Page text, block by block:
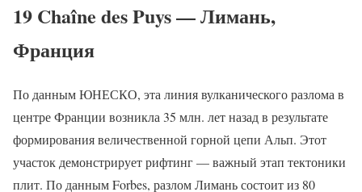
19 Chaîne des Puys — Лимань,
Франция
По данным ЮНЕСКО, эта линия вулканического разлома в
центре Франции возникла 35 млн. лет назад в результате
формирования величественной горной цепи Альп. Этот
участок демонстрирует рифтинг — важный этап тектоники
плит. По данным Forbes, разлом Лимань состоит из 80